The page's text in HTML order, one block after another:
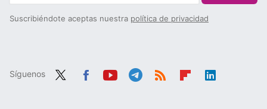
Suscribiéndote aceptas nuestra política de privacidad
Síguenos